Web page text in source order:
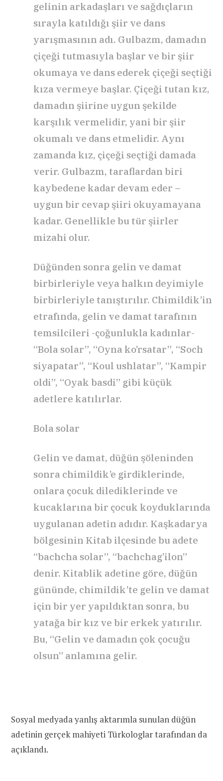
gelinin arkadaşları ve sağdıçların
sırayla katıldığı şiir ve dans
yarışmasının adı. Gulbazm, damadın
çiçeği tutmasıyla başlar ve bir şiir
okumaya ve dans ederek çiçeği seçtiği
kıza vermeye başlar. Çiçeği tutan kız,
damadın şiirine uygun şekilde
karşılık vermelidir, yani bir şiir
okumalı ve dans etmelidir. Aynı
zamanda kız, çiçeği seçtiği damada
verir. Gulbazm, taraflardan biri
kaybedene kadar devam eder –
uygun bir cevap şiiri okuyamayana
kadar. Genellikle bu tür şiirler
mizahi olur.
Düğünden sonra gelin ve damat
birbirleriyle veya halkın deyimiyle
birbirleriyle tanıştırılır. Chimildik’in
etrafında, gelin ve damat tarafının
temsilcileri -çoğunlukla kadınlar-
“Bola solar”, “Oyna ko’rsatar”, “Soch
siyapatar”, “Koul ushlatar”, “Kampir
oldi”, “Oyak basdi” gibi küçük
adetlere katılırlar.
Bola solar
Gelin ve damat, düğün şöleninden
sonra chimildik’e girdiklerinde,
onlara çocuk dilediklerinde ve
kucaklarına bir çocuk koyduklarında
uygulanan adetin adıdır. Kaşkadarya
bölgesinin Kitab ilçesinde bu adete
“bachcha solar”, “bachchag’ilon”
denir. Kitablik adetine göre, düğün
gününde, chimildik’te gelin ve damat
için bir yer yapıldıktan sonra, bu
yatağa bir kız ve bir erkek yatırılır.
Bu, “Gelin ve damadın çok çocuğu
olsun” anlamına gelir.
Sosyal medyada yanlış aktarımla sunulan düğün
adetinin gerçek mahiyeti Türkologlar tarafından da
açıklandı.